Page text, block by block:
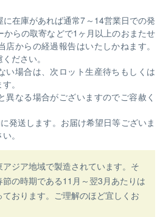
在庫があれば通常7～14営業日での発
らの取寄などで1ヶ月以上のおまたせ
店からの経過報告はいたしかねます。
ださい。
い場合は、次ロット生産待ちもしくは
。
異なる場合がございますのでご容赦く
発送します。お届け希望日等ございま
。
アジア地域で製造されています。そ
の時期である11月～翌3月あたりは
おります。ご理解のほど宜しくお